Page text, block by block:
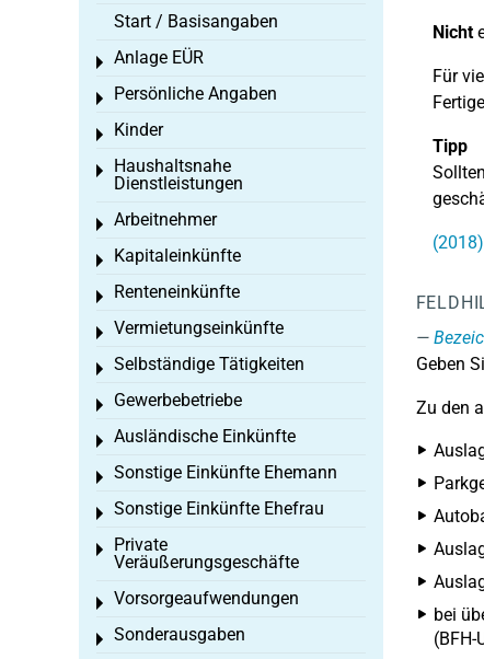
Nicht
Für
Tipp
Geben
Zu den
bei
(BFH-
Start / Basisangaben
Anlage EÜR
Toggle menu
Persönliche Angaben
Toggle menu
Kinder
Toggle menu
Haushaltsnahe
Dienstleistungen
Toggle menu
Arbeitnehmer
Toggle menu
Kapitaleinkünfte
Toggle menu
Renteneinkünfte
Toggle menu
Vermietungseinkünfte
Toggle menu
Selbständige Tätigkeiten
Toggle menu
Gewerbebetriebe
Toggle menu
Ausländische Einkünfte
Toggle menu
Sonstige Einkünfte Ehemann
Toggle menu
Sonstige Einkünfte Ehefrau
Toggle menu
Private
Veräußerungsgeschäfte
Toggle menu
Vorsorgeaufwendungen
Toggle menu
Sonderausgaben
Toggle menu